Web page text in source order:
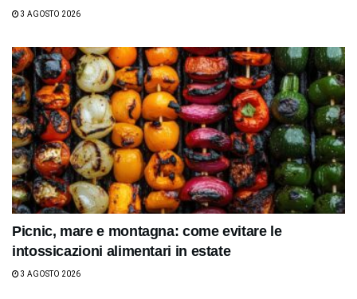
3 AGOSTO 2026
Picnic, mare e montagna: come evitare le
intossicazioni alimentari in estate
3 AGOSTO 2026